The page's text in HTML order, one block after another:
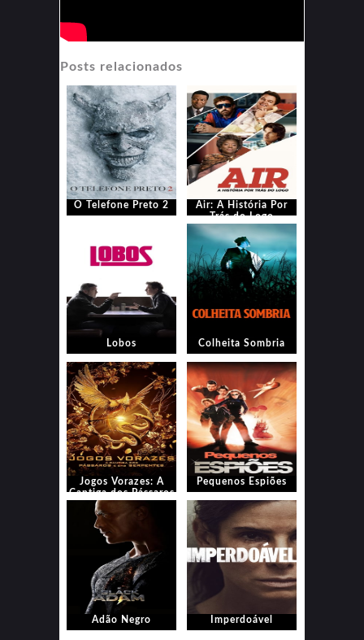
Posts relacionados
O Telefone Preto 2
Air: A História Por
Trás do Logo
Lobos Colheita Sombria
Jogos Vorazes: A
Cantiga dos Pássaros
e das Serpentes
Pequenos Espiões
Adão Negro Imperdoável